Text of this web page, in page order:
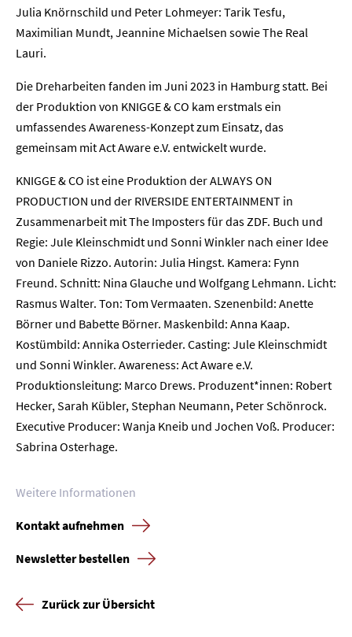
Julia Knörnschild und Peter Lohmeyer: Tarik Tesfu,
Maximilian Mundt, Jeannine Michaelsen sowie The Real
Lauri.
Die Dreharbeiten fanden im Juni 2023 in Hamburg statt. Bei
der Produktion von KNIGGE & CO kam erstmals ein
umfassendes Awareness-Konzept zum Einsatz, das
gemeinsam mit Act Aware e.V. entwickelt wurde.
KNIGGE & CO ist eine Produktion der ALWAYS ON
PRODUCTION und der RIVERSIDE ENTERTAINMENT in
Zusammenarbeit mit The Imposters für das ZDF. Buch und
Regie: Jule Kleinschmidt und Sonni Winkler nach einer Idee
von Daniele Rizzo. Autorin: Julia Hingst. Kamera: Fynn
Freund. Schnitt: Nina Glauche und Wolfgang Lehmann. Licht:
Rasmus Walter. Ton: Tom Vermaaten. Szenenbild: Anette
Börner und Babette Börner. Maskenbild: Anna Kaap.
Kostümbild: Annika Osterrieder. Casting: Jule Kleinschmidt
und Sonni Winkler. Awareness: Act Aware e.V.
Produktionsleitung: Marco Drews. Produzent*innen: Robert
Hecker, Sarah Kübler, Stephan Neumann, Peter Schönrock.
Executive Producer: Wanja Kneib und Jochen Voß. Producer:
Sabrina Osterhage.
Weitere Informationen
Kontakt aufnehmen
Newsletter bestellen
Zurück zur Übersicht
Home
Presse
Karriere
Kontakt
Newsletter Datenschutz Impressum